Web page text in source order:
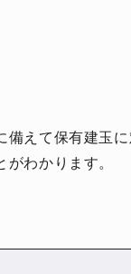
えて保有建玉
わかります。